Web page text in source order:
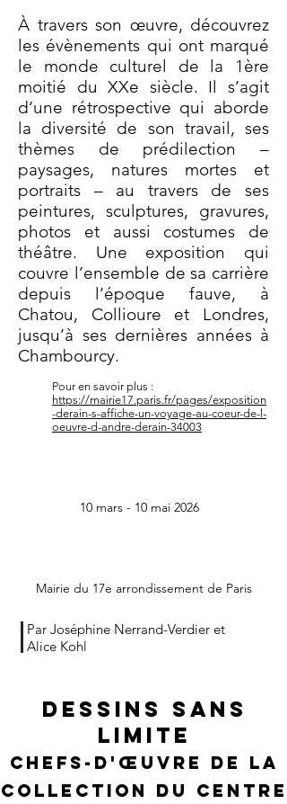
À travers son œuvre, découvrez
les évènements qui ont marqué
le monde culturel de la 1ère
moitié du XXe siècle. Il s’agit
d’une rétrospective qui aborde
la diversité de son travail, ses
thèmes de prédilection –
paysages, natures mortes et
portraits – au travers de ses
peintures, sculptures, gravures,
photos et aussi costumes de
théâtre. Une exposition qui
couvre l’ensemble de sa carrière
depuis l’époque fauve, à
Chatou, Collioure et Londres,
jusqu’à ses dernières années à
Chambourcy.
Pour en savoir plus :
https://mairie17.paris.fr/pages/exposition
-derain-s-affiche-un-voyage-au-coeur-de-l-
oeuvre-d-andre-derain-34003
10 mars - 10 mai 2026
Mairie du 17e arrondissement de Paris
Par Joséphine Nerrand-Verdier et
Alice Kohl
DESSINS SANS
LIMITE
Chefs-d'œuvre de la
collection du Centre